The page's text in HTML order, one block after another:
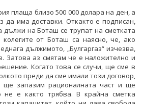
плаща близо 500 000 долара на ден, а
да има доставки. Откакто е подписан,
дължи на Боташ се трупат на сметката
колегите от Боташ са наясно, че, ако
дължимото, „Булгаргаз“ изчезва,
Затова аз смятам че е наложително и
Когато това се случи, ще сме в
преди да сме имали този договор,
запазим рационалната част и ще
не е както трябва. В крайна сметка